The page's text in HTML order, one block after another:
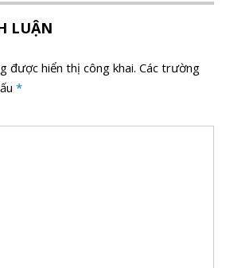
LUẬN
được hiển thị công khai. Các trường
*